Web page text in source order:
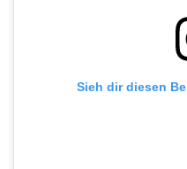
Sieh dir diesen